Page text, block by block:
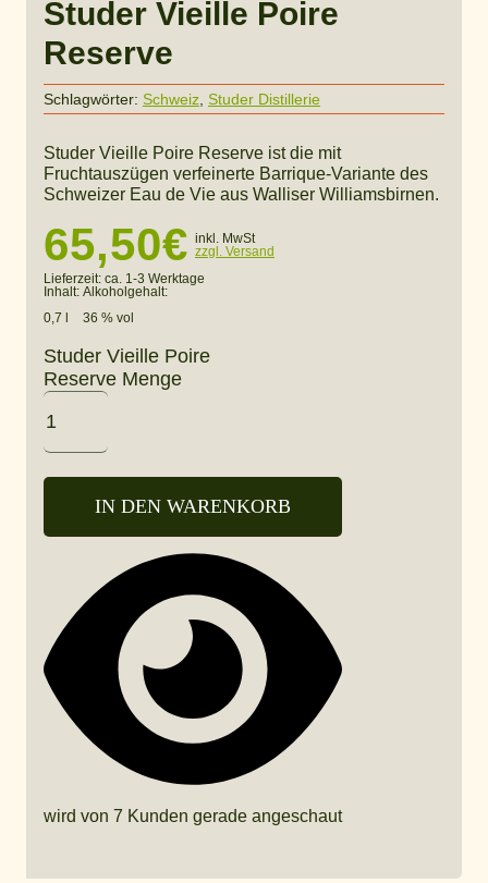
Studer Vieille Poire
Reserve
Schlagwörter: Schweiz Studer Distillerie
Studer Vieille Poire Reserve ist die mit
Fruchtauszügen verfeinerte Barrique-Variante des
Schweizer Eau de Vie aus Walliser Williamsbirnen.
65,50€ inkl. MwSt
zzgl. Versand
Lieferzeit: ca. 1-3 Werktage
Inhalt:
0,7 l
Alkoholgehalt:
36 % vol
Studer Vieille Poire
Reserve Menge
IN DEN WARENKORB
wird von 7 Kunden gerade angeschaut